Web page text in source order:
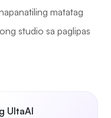
matatag
studio sa paglipas
UltaAI